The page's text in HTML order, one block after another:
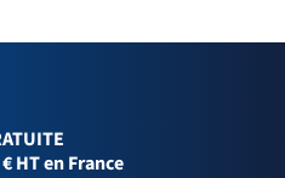
HT en France